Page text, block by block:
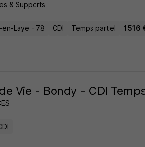
& Supports
en-Laye - 78 CDI Temps partiel 1 516
Vie - Bondy - CDI